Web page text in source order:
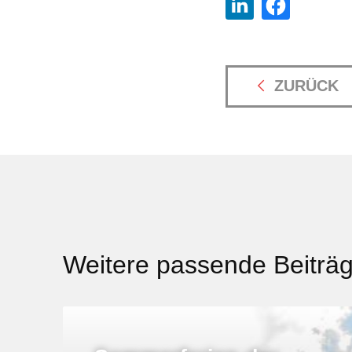
ZURÜCK
Weitere passende